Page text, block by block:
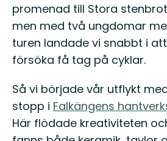
promenad till Stora
men med två ungdomar
turen landade vi snabbt i att
försöka få tag på cyklar.
Så vi började vår utflykt
stopp i Falkängens
Här flödade kreativiteten